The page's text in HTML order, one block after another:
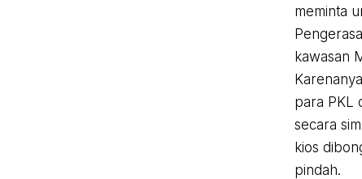
meminta
kawasan
para PKL
secara
kios
pindah.